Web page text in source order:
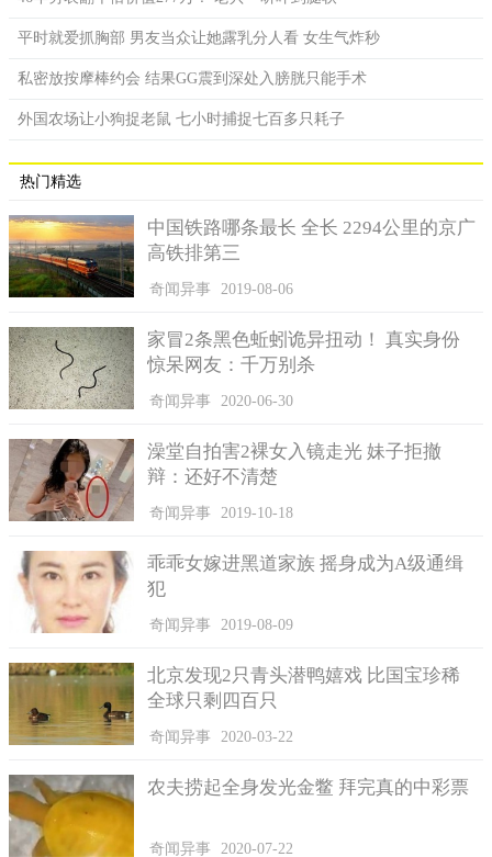
主要是运输酒精的，当时他对那边的老板说这东西是是不能食用
的，但是对方却告诉他说可以喝，结果他好奇心一上来，就喝了
几小口。对于他的解释，大家都觉得哭笑不得。
者之间都存在酒精，这种情况都需要被列为酒驾行为了。之后交
警还在该名男子的车厢里找到了一些医用酒精，而刘某说，因为
这段时间受疫情的影响，怕自己会被传染上这中疾病，而酒精有
自己的免疫力，对于自己是否属于酒驾行为，他表示压根地就没
有考虑到这一点，喝了酒精之后，自己就直接把车给开走了。
对于刘某的行为，交警给予他1千元的处罚，并且扣除其驾驶
平时就爱抓胸部 男友当众让她露乳分人看 女生气炸秒
私密放按摩棒约会 结果GG震到深处入膀胱只能手术
外国农场让小狗捉老鼠 七小时捕捉七百多只耗子
热门精选
中国铁路哪条最长 全长 2294公里的京广
高铁排第三
奇闻异事 2019-08-06
家冒2条黑色蚯蚓诡异扭动！ 真实身份
惊呆网友：千万别杀
奇闻异事 2020-06-30
澡堂自拍害2裸女入镜走光 妹子拒撤
辩：还好不清楚
奇闻异事 2019-10-18
乖乖女嫁进黑道家族 摇身成为A级通缉
犯
奇闻异事 2019-08-09
北京发现2只青头潜鸭嬉戏 比国宝珍稀
全球只剩四百只
奇闻异事 2020-03-22
农夫捞起全身发光金鳖 拜完真的中彩票
奇闻异事 2020-07-22